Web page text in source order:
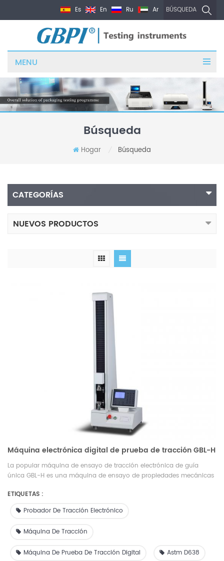
BÚSQUEDA
Es En Ru Ar
MENU
Búsqueda
Hogar Búsqueda
CATEGORÍAS
NUEVOS PRODUCTOS
Máquina electrónica digital de prueba de tracción GBL-H
La popular máquina de ensayo de tracción electrónica de guía
única GBL-H es una máquina de ensayo de propiedades mecánicas
basándose en GB, JIS, ASTM y otros requisitos estándar y demandas
del mercado. El instrumento adopta sensores de alta precisión y la
precisión de la medición de fuerza está dentro de ±1 %FS; soporte de
equipado con pantalla de cristal líquido, visualización en tiempo real
prueba, pruebas convenientes y rápidas; Elija integrado o externo,
ETIQUETAS :
Probador De Tracción Electrónico
Máquina De Tracción
Máquina De Prueba De Tracción Digital Astm D638